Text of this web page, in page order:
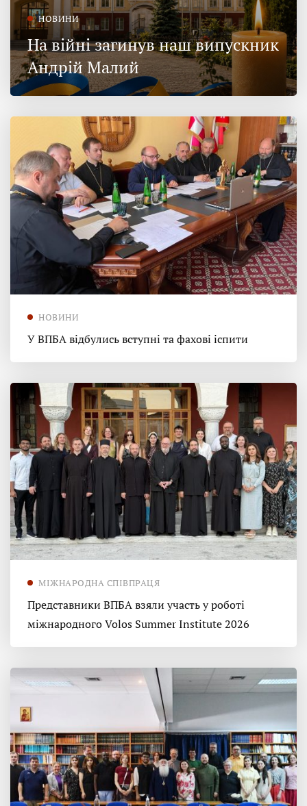
НОВИНИ
На війні загинув наш випускник
Андрій Малий
НОВИНИ
У ВПБА відбулись вступні та фахові іспити
МІЖНАРОДНА СПІВПРАЦЯ
Представники ВПБА взяли участь у роботі
міжнародного Volos Summer Institute 2026